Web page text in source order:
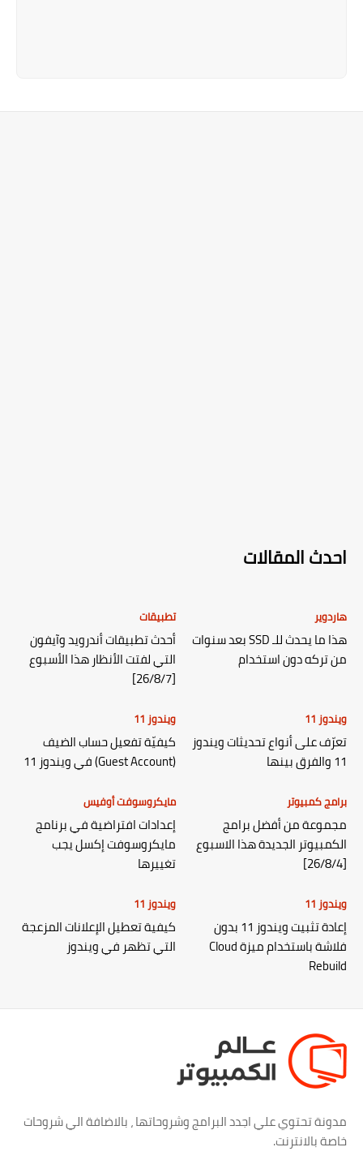
احدث المقالات
هاردوير
هذا ما يحدث للـ SSD بعد سنوات
من تركه دون استخدام
تطبيقات
أحدث تطبيقات أندرويد وآيفون
التي لفتت الأنظار هذا الأسبوع
[26/8/7]
ويندوز 11
تعرّف على أنواع تحديثات ويندوز
11 والفرق بينها
ويندوز 11
كيفيّة تفعيل حساب الضيف
(Guest Account) في ويندوز 11
برامج كمبيوتر
مجموعة من أفضل برامج
الكمبيوتر الجديدة هذا الاسبوع
[26/8/4]
مايكروسوفت أوفيس
إعدادات افتراضية في برنامج
مايكروسوفت إكسل يجب
تغييرها
ويندوز 11
إعادة تثبيت ويندوز 11 بدون
فلاشة باستخدام ميزة Cloud
Rebuild
ويندوز 11
كيفية تعطيل الإعلانات المزعجة
التي تظهر في ويندوز
مدونة تحتوي علي اجدد البرامج وشروحاتها ، بالاضافة الي شروحات
خاصة بالانترنت.